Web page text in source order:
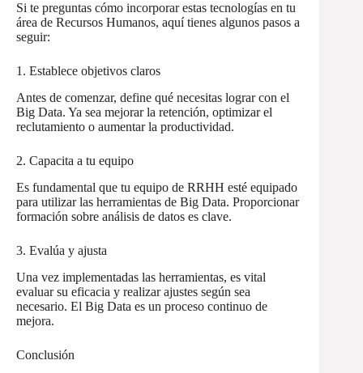
Si te preguntas cómo incorporar estas tecnologías en tu
área de Recursos Humanos, aquí tienes algunos pasos a
seguir:
1. Establece objetivos claros
Antes de comenzar, define qué necesitas lograr con el
Big Data. Ya sea mejorar la retención, optimizar el
reclutamiento o aumentar la productividad.
2. Capacita a tu equipo
Es fundamental que tu equipo de RRHH esté equipado
para utilizar las herramientas de Big Data. Proporcionar
formación sobre análisis de datos es clave.
3. Evalúa y ajusta
Una vez implementadas las herramientas, es vital
evaluar su eficacia y realizar ajustes según sea
necesario. El Big Data es un proceso continuo de
mejora.
Conclusión